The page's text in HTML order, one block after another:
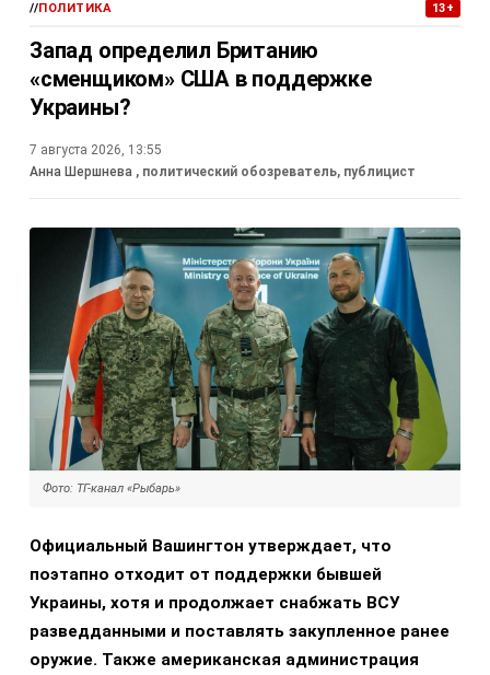
//ПОЛИТИКА 13+
Запад определил Британию
«сменщиком» США в поддержке
Украины?
7 августа 2026, 13:55
Анна Шершнева , политический обозреватель, публицист
Фото: ТГ-канал «Рыбарь»
Официальный Вашингтон утверждает, что
поэтапно отходит от поддержки бывшей
Украины, хотя и продолжает снабжать ВСУ
разведданными и поставлять закупленное ранее
оружие. Также американская администрация